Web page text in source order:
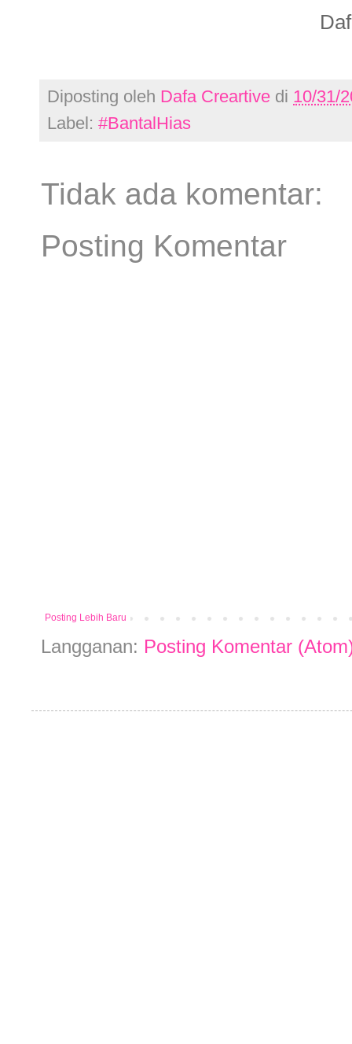
Diposting oleh Dafa Creartive di 10/31/
Label: #BantalHias
Tidak ada komentar:
Posting Komentar
Posting Lebih Baru
Langganan: Posting Komentar